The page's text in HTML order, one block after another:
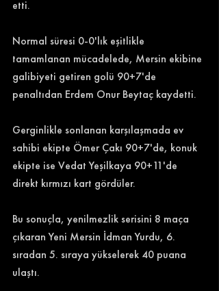
etti.
Normal süresi 0-0'lık eşitlikle
tamamlanan mücadelede, Mersin ekibine
galibiyeti getiren golü 90+7'de
penaltıdan Erdem Onur Beytaç kaydetti.
Gerginlikle sonlanan karşılaşmada ev
sahibi ekipte Ömer Çakı 90+7'de, konuk
ekipte ise Vedat Yeşilkaya 90+11'de
direkt kırmızı kart gördüler.
Bu sonuçla, yenilmezlik serisini 8 maça
çıkaran Yeni Mersin İdman Yurdu, 6.
sıradan 5. sıraya yükselerek 40 puana
ulaştı.